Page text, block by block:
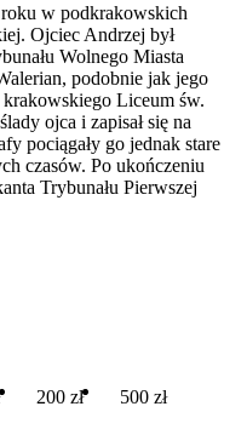
roku w podkrakowskich
Ojciec Andrzej był
Wolnego Miasta
podobnie jak jego
Liceum św.
ojca i zapisał się na
pociągały go jednak stare
czasów. Po ukończeniu
Trybunału Pierwszej
200 zł 500 zł